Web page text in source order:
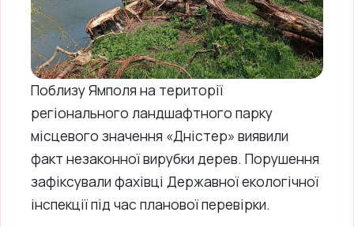
Поблизу Ямполя на території
регіонального ландшафтного парку
місцевого значення «Дністер» виявили
факт незаконної вирубки дерев. Порушення
зафіксували фахівці Державної екологічної
інспекції під час планової перевірки.